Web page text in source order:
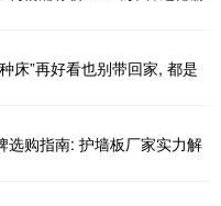
床”再好看也别带回家, 都是
选购指南: 护墙板厂家实力解